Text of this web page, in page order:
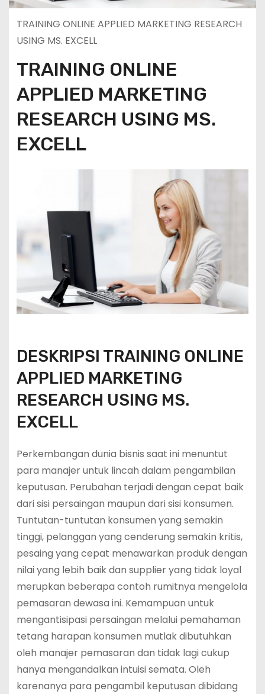
TRAINING ONLINE APPLIED MARKETING RESEARCH
USING MS. EXCELL
TRAINING ONLINE
APPLIED MARKETING
RESEARCH USING MS.
EXCELL
DESKRIPSI TRAINING ONLINE
APPLIED MARKETING
RESEARCH USING MS.
EXCELL
Perkembangan dunia bisnis saat ini menuntut
para manajer untuk lincah dalam pengambilan
keputusan. Perubahan terjadi dengan cepat baik
dari sisi persaingan maupun dari sisi konsumen.
Tuntutan-tuntutan konsumen yang semakin
tinggi, pelanggan yang cenderung semakin kritis,
pesaing yang cepat menawarkan produk dengan
nilai yang lebih baik dan supplier yang tidak loyal
merupkan beberapa contoh rumitnya mengelola
pemasaran dewasa ini. Kemampuan untuk
mengantisipasi persaingan melalui pemahaman
tetang harapan konsumen mutlak dibutuhkan
oleh manajer pemasaran dan tidak lagi cukup
hanya mengandalkan intuisi semata. Oleh
karenanya para pengambil keputusan dibidang